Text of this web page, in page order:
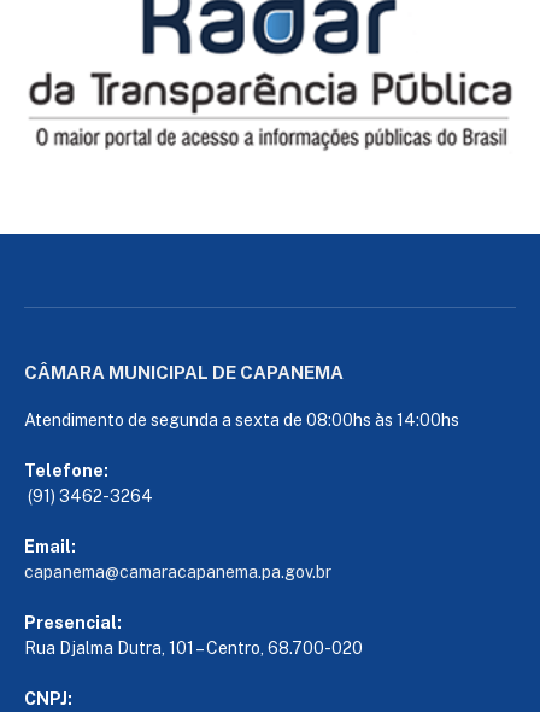
CÂMARA MUNICIPAL DE CAPANEMA
Atendimento de segunda a sexta de 08:00hs às 14:00hs
Telefone:
(91) 3462-3264
Email:
capanema@camaracapanema.pa.gov.br
Presencial:
Rua Djalma Dutra, 101 – Centro, 68.700-020
CNPJ: